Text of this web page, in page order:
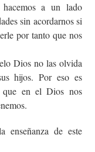
a un lado
sin acordarnos si
por tanto que nos
Dios no las olvida
hijos. Por eso es
que en el Dios nos
enseñanza de este